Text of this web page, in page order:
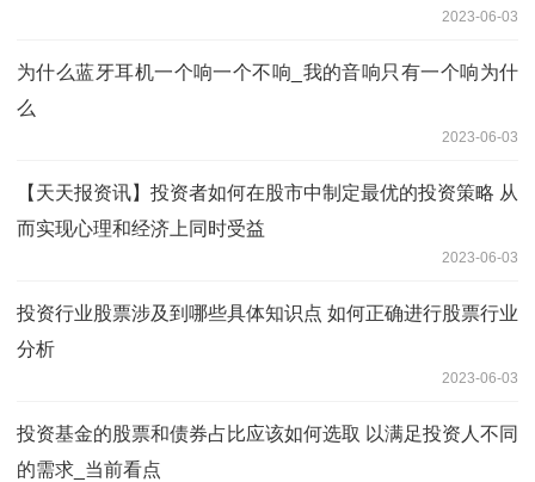
2023-06-03
为什么蓝牙耳机一个响一个不响_我的音响只有一个响为什
么
2023-06-03
【天天报资讯】投资者如何在股市中制定最优的投资策略 从
而实现心理和经济上同时受益
2023-06-03
投资行业股票涉及到哪些具体知识点 如何正确进行股票行业
分析
2023-06-03
投资基金的股票和债券占比应该如何选取 以满足投资人不同
的需求_当前看点